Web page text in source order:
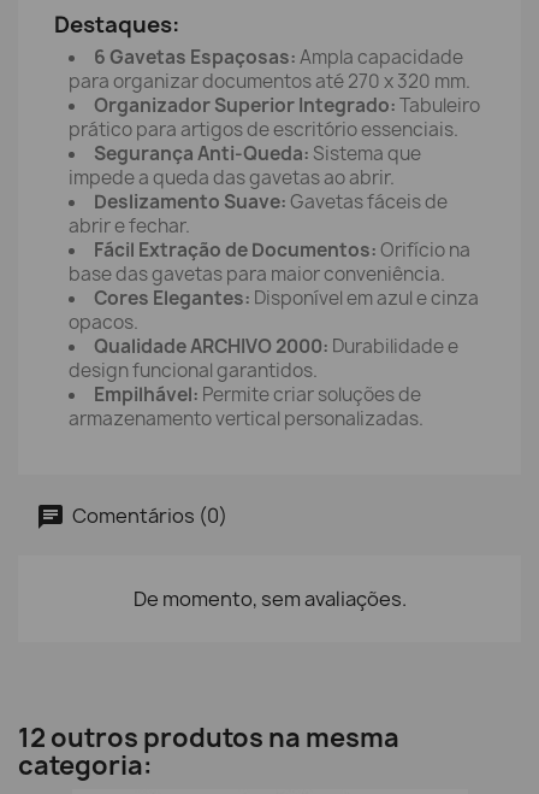
Destaques:
6 Gavetas Espaçosas:Ampla capacidade
para organizar documentos até 270 x 320 mm.
Organizador Superior Integrado:Tabuleiro
prático para artigos de escritório essenciais.
Segurança Anti-Queda: Sistema que
impede a queda das gavetas ao abrir.
Deslizamento Suave:Gavetas fáceis de
abrir e fechar.
Fácil Extração de Documentos:Orifício na
base das gavetas para maior conveniência.
Cores Elegantes: Disponível em azul e cinza
opacos.
Qualidade ARCHIVO 2000: Durabilidade e
design funcional garantidos.
Empilhável: Permite criar soluções de
armazenamento vertical personalizadas.
Comentários (0)
De momento, sem avaliações.
12 outros produtos na mesma
categoria: